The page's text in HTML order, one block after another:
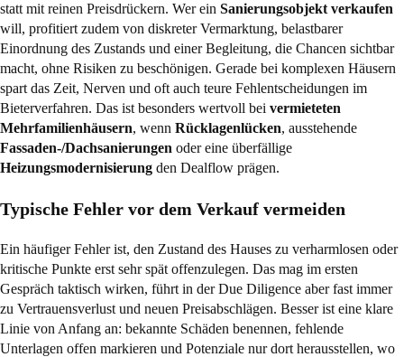
statt mit reinen Preisdrückern. Wer ein Sanierungsobjekt verkaufen
will, profitiert zudem von diskreter Vermarktung, belastbarer
Einordnung des Zustands und einer Begleitung, die Chancen sichtbar
macht, ohne Risiken zu beschönigen. Gerade bei komplexen Häusern
spart das Zeit, Nerven und oft auch teure Fehlentscheidungen im
Bieterverfahren. Das ist besonders wertvoll bei vermieteten
Mehrfamilienhäusern, wenn Rücklagenlücken, ausstehende
Fassaden-/Dachsanierungen oder eine überfällige
Heizungsmodernisierung den Dealflow prägen.
Typische Fehler vor dem Verkauf vermeiden
Ein häufiger Fehler ist, den Zustand des Hauses zu verharmlosen oder
kritische Punkte erst sehr spät offenzulegen. Das mag im ersten
Gespräch taktisch wirken, führt in der Due Diligence aber fast immer
zu Vertrauensverlust und neuen Preisabschlägen. Besser ist eine klare
Linie von Anfang an: bekannte Schäden benennen, fehlende
Unterlagen offen markieren und Potenziale nur dort herausstellen, wo